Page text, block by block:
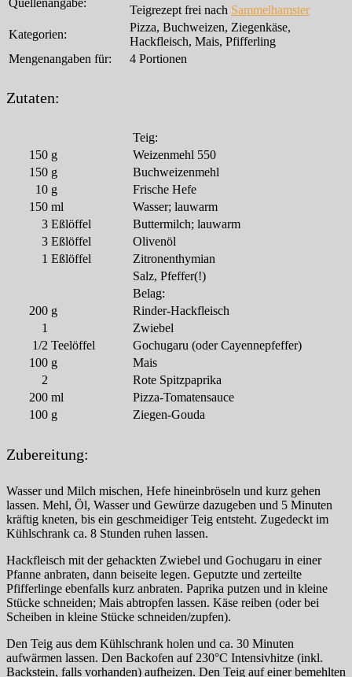
Teigrezept frei nach Sammelhamster
Kategorien:
Pizza, Buchweizen, Ziegenkäse,
Hackfleisch, Mais, Pfifferling
Mengenangaben für:
4 Portionen
Zutaten:
Teig:
150 g
Weizenmehl 550
150 g
Buchweizenmehl
10 g
Frische Hefe
150 ml
Wasser; lauwarm
3 Eßlöffel
Buttermilch; lauwarm
3 Eßlöffel
Olivenöl
1 Eßlöffel
Zitronenthymian
Salz, Pfeffer(!)
Belag:
200 g
Rinder-Hackfleisch
1
Zwiebel
1/2 Teelöffel
Gochugaru (oder Cayennepfeffer)
100 g
Mais
2
Rote Spitzpaprika
200 ml
Pizza-Tomatensauce
100 g Ziegen-Gouda
Zubereitung:
Wasser und Milch mischen, Hefe hineinbröseln und kurz gehen
lassen. Mehl, Öl, Wasser und Gewürze dazugeben und 5 Minuten
kräftig kneten, bis ein geschmeidiger Teig entsteht. Zugedeckt im
Kühlschrank ca. 8 Stunden ruhen lassen.
Hackfleisch mit der gehackten Zwiebel und Gochugaru in einer
Pfanne anbraten, dann beiseite legen. Geputzte und zerteilte
Pfifferlinge ebenfalls kurz anbraten. Paprika putzen und in kleine
Stücke schneiden; Mais abtropfen lassen. Käse reiben (oder bei
Scheiben in kleine Stücke schneiden/zupfen).
Den Teig aus dem Kühlschrank holen und ca. 30 Minuten
aufwärmen lassen. Den Backofen auf 230°C Intensivhitze (inkl.
Backstein, falls vorhanden) aufheizen. Den Teig auf einer bemehlten